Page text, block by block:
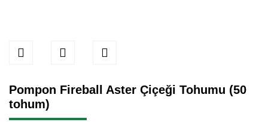
Pompon Fireball Aster Çiçeği Tohumu (50
tohum)